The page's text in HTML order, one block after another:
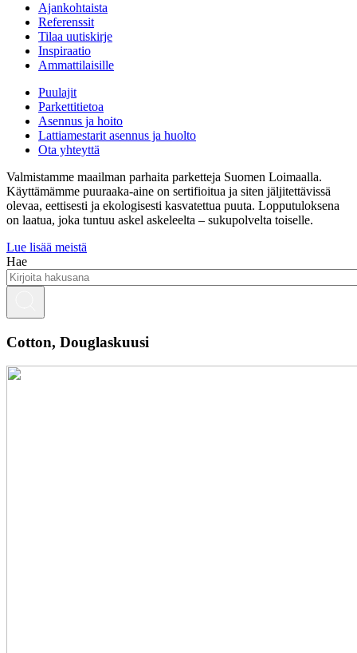
Ajankohtaista
Referenssit
Tilaa uutiskirje
Inspiraatio
Ammattilaisille
Puulajit
Parkettitietoa
Asennus ja hoito
Lattiamestarit asennus ja huolto
Ota yhteyttä
Valmistamme maailman parhaita parketteja Suomen Loimaalla.
Käyttämämme puuraaka-aine on sertifioitua ja siten jäljitettävissä
olevaa, eettisesti ja ekologisesti kasvatettua puuta. Lopputuloksena
on laatua, joka tuntuu askel askeleelta – sukupolvelta toiselle.
Lue lisää meistä
Hae
Cotton, Douglaskuusi